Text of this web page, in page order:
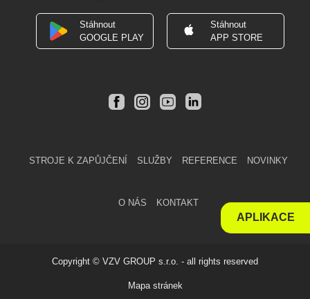
Stáhnout
GOOGLE PLAY
Stáhnout
APP STORE
STROJE K ZAPŮJČENÍ SLUŽBY REFERENCE NOVINKY
O NÁS KONTAKT
Copyright © VZV GROUP s.r.o. - all rights reserved
Mapa stránek
APLIKACE